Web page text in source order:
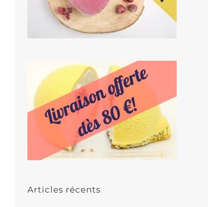
Articles récents